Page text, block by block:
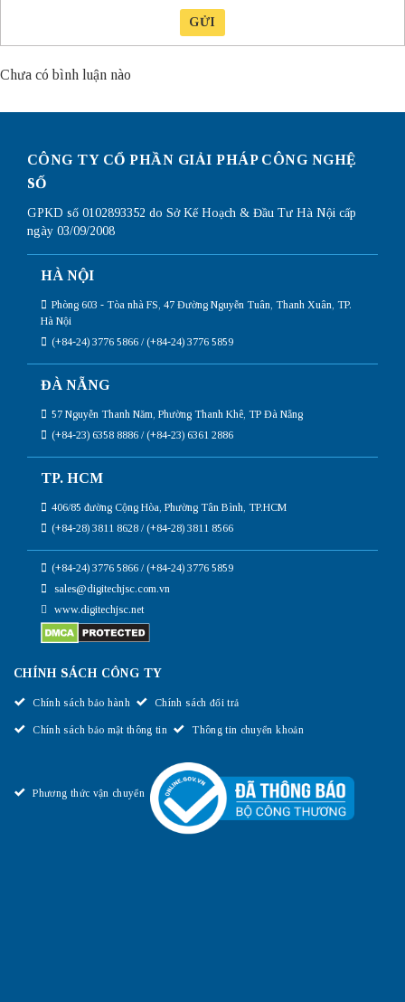
GỬI
Chưa có bình luận nào
CÔNG TY CỔ PHẦN GIẢI PHÁP CÔNG NGHỆ
SỐ
GPKD số 0102893352 do Sở Kế Hoạch & Đầu Tư Hà Nội cấp
ngày 03/09/2008
HÀ NỘI
Phòng 603 - Tòa nhà FS, 47 Đường Nguyễn Tuân, Thanh Xuân, TP.
Hà Nội
(+84-24) 3776 5866 / (+84-24) 3776 5859
ĐÀ NẴNG
57 Nguyễn Thanh Năm, Phường Thanh Khê, TP Đà Nẵng
(+84-23) 6358 8886 / (+84-23) 6361 2886
TP. HCM
406/85 đường Cộng Hòa, Phường Tân Bình, TP.HCM
(+84-28) 3811 8628 / (+84-28) 3811 8566
(+84-24) 3776 5866 / (+84-24) 3776 5859
sales@digitechjsc.com.vn
www.digitechjsc.net
CHÍNH SÁCH CÔNG TY
Chính sách bảo hành Chính sách đổi trả
Chính sách bảo mật thông tin Thông tin chuyển khoản
Phương thức vận chuyển